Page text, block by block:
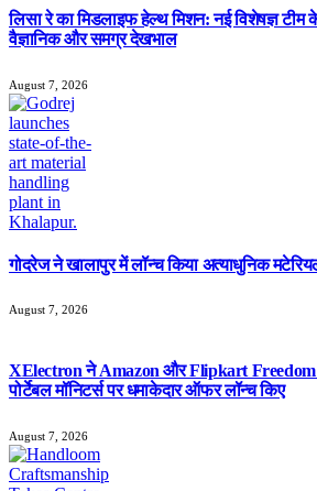
लिसा रे का मिडलाइफ हेल्थ मिशन: नई विशेषज्ञ टीम
वैज्ञानिक और समग्र देखभाल
August 7, 2026
गोदरेज ने खालापुर में लॉन्च किया अत्याधुनिक
August 7, 2026
XElectron ने Amazon और Flipkart Freedom
पोर्टेबल मॉनिटर्स पर धमाकेदार ऑफर लॉन्च किए
August 7, 2026